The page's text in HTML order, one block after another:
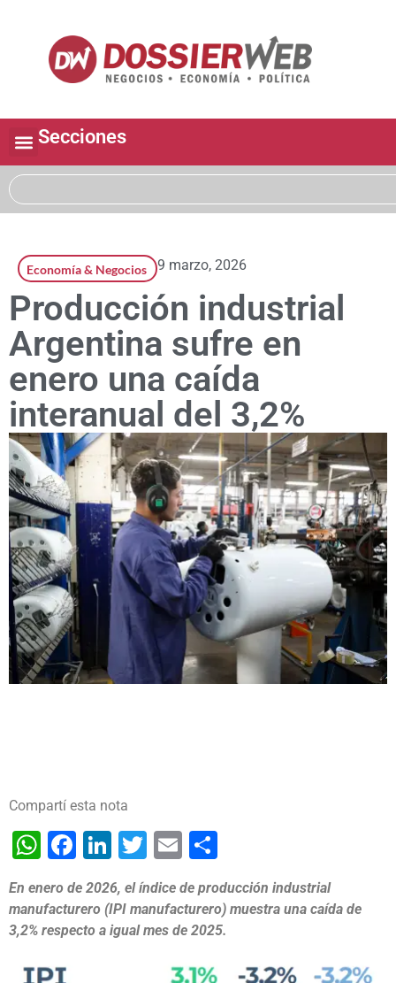
Secciones
Economía & Negocios 9 marzo, 2026
Producción industrial
Argentina sufre en
enero una caída
interanual del 3,2%
Compartí esta nota
WhatsApp
Facebook
LinkedIn
Twitter
Email
En enero de 2026, el índice de producción industrial
manufacturero (IPI manufacturero) muestra una caída de
3,2% respecto a igual mes de 2025.